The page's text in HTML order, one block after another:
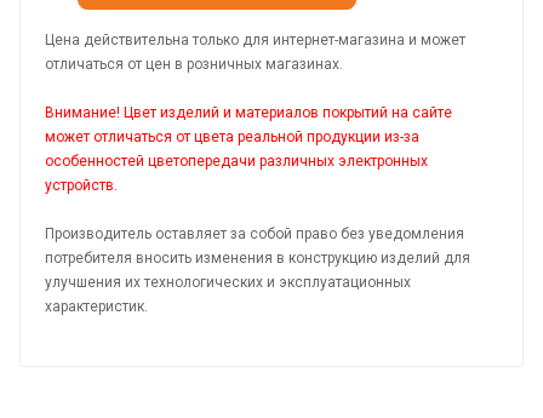
Цена действительна только для интернет-магазина и может
отличаться от цен в розничных магазинах.
Внимание! Цвет изделий и материалов покрытий на сайте
может отличаться от цвета реальной продукции из-за
особенностей цветопередачи различных электронных
устройств.
Производитель оставляет за собой право без уведомления
потребителя вносить изменения в конструкцию изделий для
улучшения их технологических и эксплуатационных
характеристик.